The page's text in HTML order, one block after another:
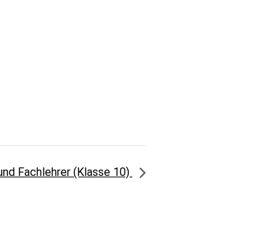
Fachlehrer (Klasse 10)